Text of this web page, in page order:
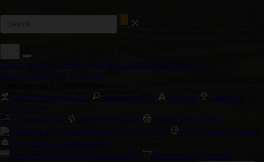
Samlinger av Cannabis Frø Spesialtilbud Kundeservice
Engrosinnlogging Logg inn
Autoblomstrende Frø
Feminisert Frø Nyheter
Cannabis
Cup-vinnere
Cali Weed Frø
Høy THC Sorter
Største avkastning
Precision F1 Hybrids
Chill Cannabis-sorter
Høy CBD Cannabis-sorter
Amsterdam klassiske Cannabis Frø
Beste smak og aroma